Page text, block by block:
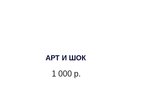
АРТ И ШОК
1 000 р.